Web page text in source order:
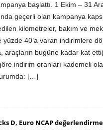
başlattı. 1 Ekim – 31
geçerli olan kampanya
kilometreler, bakım ve
yüzde 40’a varan indirimlere
araçların bugüne kadar kat
indirim oranları kademeli
[…]
D, Euro NCAP